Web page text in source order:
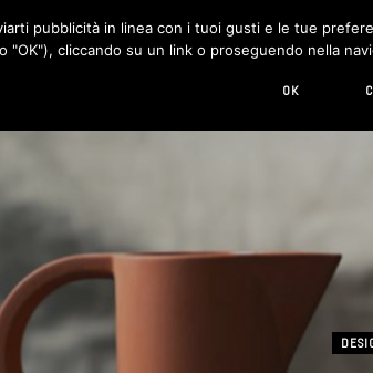
RUBRICHE DESIGN LIVING
pubblicità in linea con i tuoi gusti e le tue
"OK"), cliccando su un link o proseguendo nella
OK